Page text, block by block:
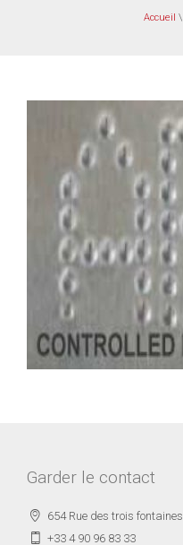
Accueil \
Garder le contact
654 Rue des trois fontaines
+33 4 90 96 83 33